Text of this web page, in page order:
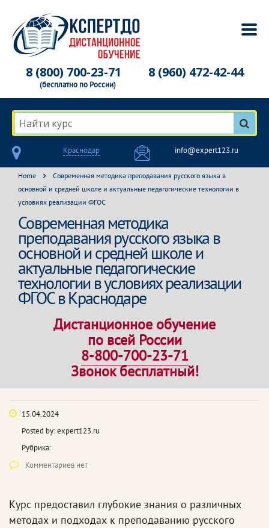
8 (800) 700-23-71
(бесплатно по России)
8 (960) 472-42-44
Найти курс
Краснодар info@expert123.ru
Home
Современная методика преподавания русского языка в
основной и средней школе и актуальные педагогические технологии в
условиях реализации ФГОС
Современная методика
преподавания русского языка в
основной и средней школе и
актуальные педагогические
технологии в условиях реализации
ФГОС в Краснодаре
Дистанционное обучение
по всей России
8-800-700-23-71
Звонок бесплатный!
15.04.2024
Posted by:expert123.ru
Рубрика:
Комментариев нет
Курс предоставил глубокие знания о различных
методах и подходах к преподаванию русского